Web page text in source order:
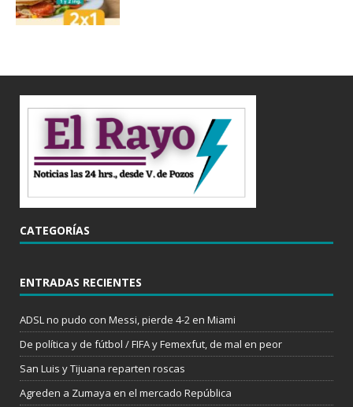
CATEGORÍAS
ENTRADAS RECIENTES
ADSL no pudo con Messi, pierde 4-2 en Miami
De política y de fútbol / FIFA y Femexfut, de mal en peor
San Luis y Tijuana reparten roscas
Agreden a Zumaya en el mercado República